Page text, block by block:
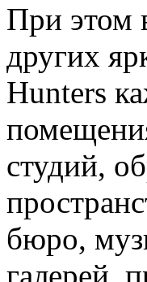
При этом
других
Hunters
студий,
бюро,
галерей,